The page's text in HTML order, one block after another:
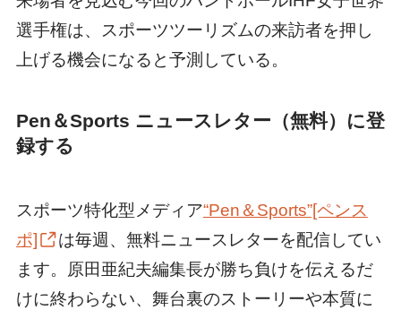
選手権は、スポーツツーリズムの来訪者を押し
上げる機会になると予測している。
Pen＆Sports ニュースレター（無料）に登
録する
スポーツ特化型メディア“Pen＆Sports”[ペンス
ポ]
は毎週、無料ニュースレターを配信してい
ます。原田亜紀夫編集長が勝ち負けを伝えるだ
けに終わらない、舞台裏のストーリーや本質に